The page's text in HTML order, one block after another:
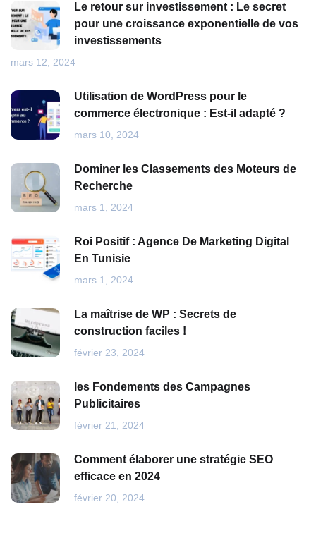
Le retour sur investissement : Le secret
pour une croissance exponentielle de vos
investissements
mars 12, 2024
Utilisation de WordPress pour le
commerce électronique : Est-il adapté ?
mars 10, 2024
Dominer les Classements des Moteurs de
Recherche
mars 1, 2024
Roi Positif : Agence De Marketing Digital
En Tunisie
mars 1, 2024
La maîtrise de WP : Secrets de
construction faciles !
février 23, 2024
les Fondements des Campagnes
Publicitaires
février 21, 2024
Comment élaborer une stratégie SEO
efficace en 2024
février 20, 2024